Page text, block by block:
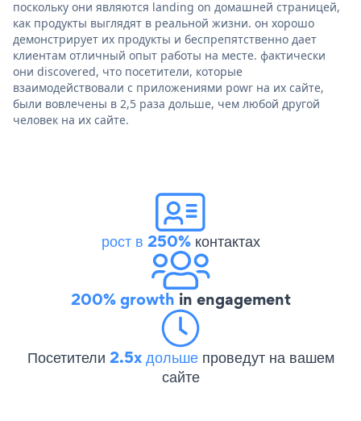
поскольку они являются landing on домашней страницей,
как продукты выглядят в реальной жизни. он хорошо
демонстрирует их продукты и беспрепятственно дает
клиентам отличный опыт работы на месте. фактически
они discovered, что посетители, которые
взаимодействовали с приложениями powr на их сайте,
были вовлечены в 2,5 раза дольше, чем любой другой
человек на их сайте.
рост в 250%контактах
200% growth in engagement
Посетители 2.5x дольше проведут на вашем
сайте